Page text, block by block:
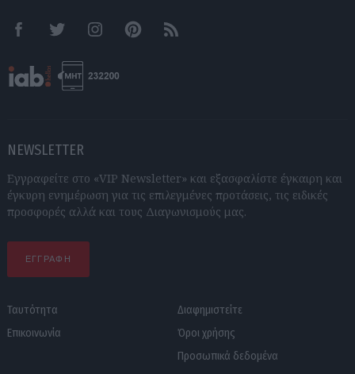
FacebookTwitter InstagramPinterestRSS feeds
NEWSLETTER
Εγγραφείτε στο «VIP Newsletter» και εξασφαλίστε έγκαιρη και
έγκυρη ενημέρωση για τις επιλεγμένες προτάσεις, τις ειδικές
προσφορές αλλά και τους Διαγωνισμούς μας.
ΕΓΓΡΑΦΗ
Ταυτότητα
Επικοινωνία
Διαφημιστείτε
Όροι χρήσης
Προσωπικά δεδομένα